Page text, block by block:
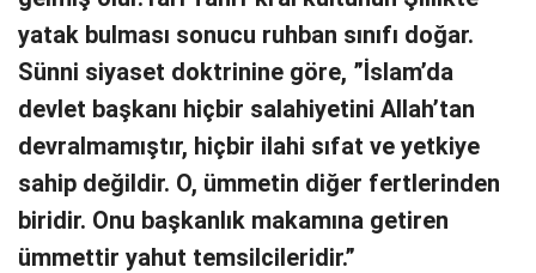
yatak bulması sonucu ruhban sınıfı doğar.
Sünni siyaset doktrinine göre, ”İslam’da
devlet başkanı hiçbir salahiyetini Allah’tan
devralmamıştır, hiçbir ilahi sıfat ve yetkiye
sahip değildir. O, ümmetin diğer fertlerinden
biridir. Onu başkanlık makamına getiren
ümmettir yahut temsilcileridir.”